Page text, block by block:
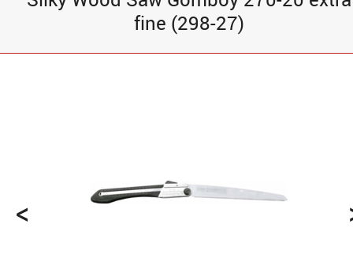
fine (298-27)
<